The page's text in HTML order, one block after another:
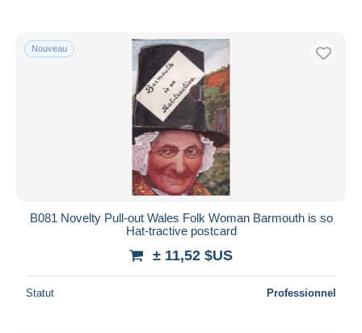
Nouveau
B081 Novelty Pull-out Wales Folk Woman Barmouth is so
Hat-tractive postcard
± 11,52 $US
Statut Professionnel